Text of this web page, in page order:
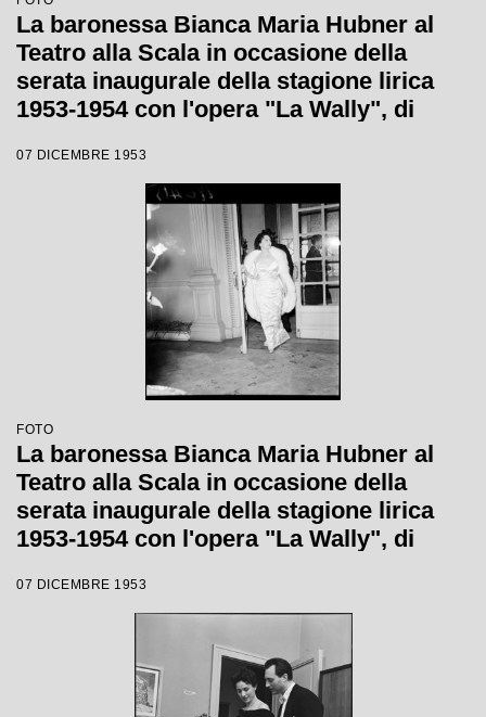
La baronessa Bianca Maria Hubner al
Teatro alla Scala in occasione della
serata inaugurale della stagione lirica
1953-1954 con l'opera "La Wally", di
Giulini, con la regia di Tatiana Pavlova
07 DICEMBRE 1953
FOTO
La baronessa Bianca Maria Hubner al
Teatro alla Scala in occasione della
serata inaugurale della stagione lirica
1953-1954 con l'opera "La Wally", di
Giulini, con la regia di Tatiana Pavlova
07 DICEMBRE 1953